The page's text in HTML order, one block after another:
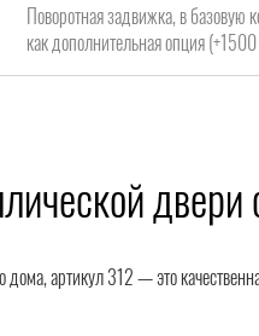
Поворотная задвижка, в базовую
как дополнительная опция
дома, артикул 312 — это